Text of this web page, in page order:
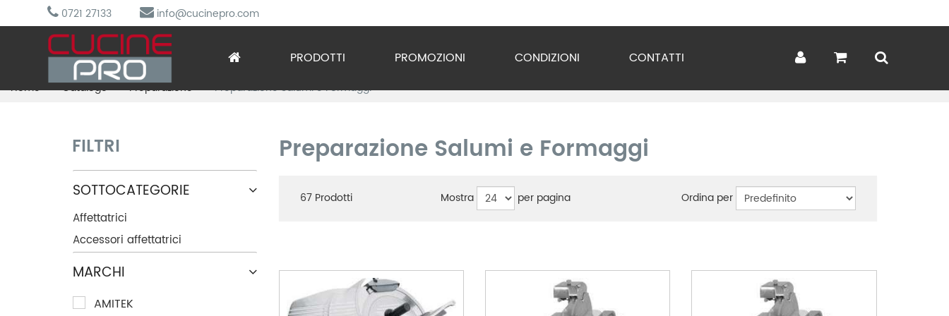
0721 27133 info@cucinepro.com
PRODOTTI
Arredo Inox
Lavaggio
Refrigerazione
Sottovuoto
PROMOZIONI CONDIZIONI CONTATTI
Home Catalogo Preparazione Preparazione Salumi e Formaggi
FILTRI
SOTTOCATEGORIE
Affettatrici
Accessori affettatrici
MARCHI
AMITEK
Preparazione Salumi e Formaggi
67Prodotti Mostra per pagina Ordina per